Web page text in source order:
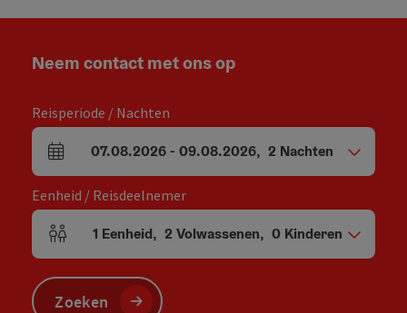
Neem contact met ons op
Reisperiode / Nachten
Velden voor aankomst en vertrek
07.08.2026- 09.08.2026, 2 Nachten
Eenheid / Reisdeelnemer
Aantal eenheden en persoonsvelden
1 Eenheid, 2 Volwassenen, 0 Kinderen
Zoeken